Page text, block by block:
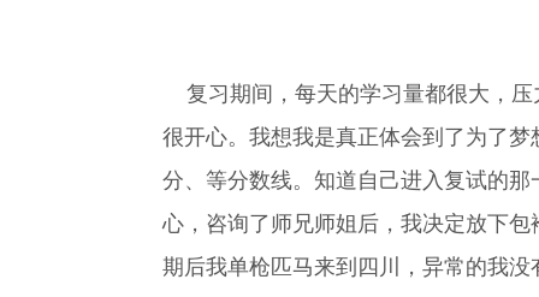
复习期间，每天的学习量都很大，压
很开心。我想我是真正体会到了为了
分、等分数线。知道自己进入复试的
心，咨询了师兄师姐后，我决定放下
期后我单枪匹马来到四川，异常的我